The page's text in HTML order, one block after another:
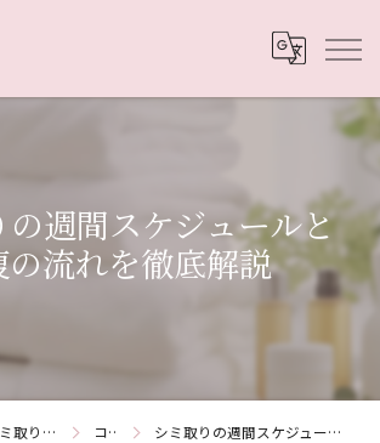
の週間スケジュールと
の流れを徹底解説
香川の痩身・シミ取りならSalon de Re:me コラム シミ取りの週間スケジュールと回復の流れを徹底解説